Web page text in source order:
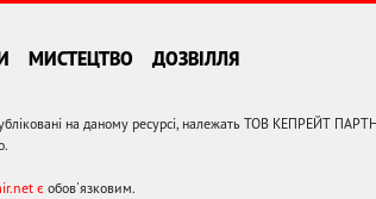
МИСТЕЦТВО ДОЗВІЛЛЯ
на даному ресурсі, належать ТОВ КЕПРЕЙТ
є обов'язковим.